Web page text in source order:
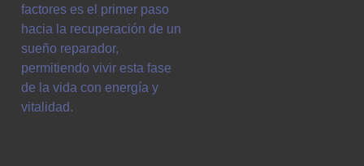
factores es el primer paso
hacia la recuperación de un
sueño reparador,
permitiendo vivir esta fase
de la vida con energía y
vitalidad.